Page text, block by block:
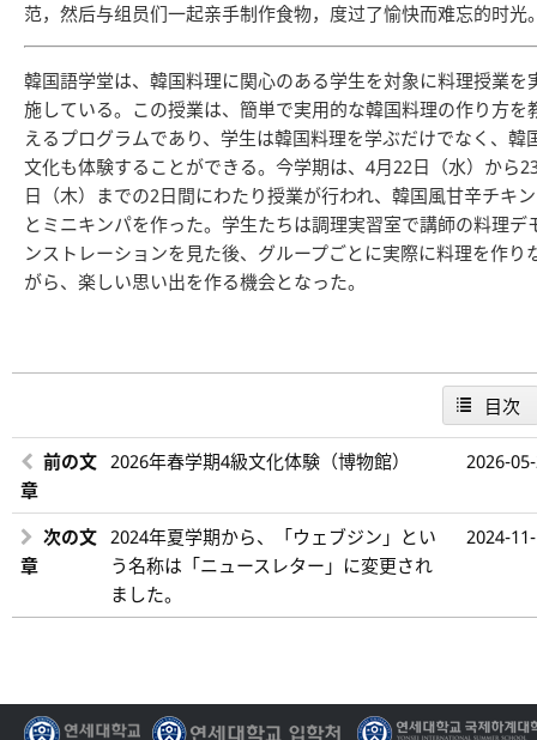
范，然后与组员们一起亲手制作食物，度过了愉快而难忘的时光
韓国語学堂は、韓国料理に関心のある学生を対象に料理授業を
施している。この授業は、簡単で実用的な韓国料理の作り方を
えるプログラムであり、学生は韓国料理を学ぶだけでなく、韓
文化も体験することができる。今学期は、4月22日（水）から
日（木）までの2日間にわたり授業が行われ、韓国風甘辛チキン
とミニキンパを作った。学生たちは調理実習室で講師の料理デ
ンストレーションを見た後、グループごとに実際に料理を作り
がら、楽しい思い出を作る機会となった。
目次
前の文
章
2026年春学期4級文化体験（博物館） 2026-
次の文
章
2024年夏学期から、「ウェブジン」とい
う名称は「ニュースレター」に変更され
ました。
2024-